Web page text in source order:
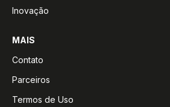
Inovação
MAIS
Contato
Parceiros
Termos de Uso